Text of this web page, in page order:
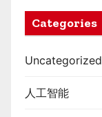
Categories
Uncategorized
人工智能